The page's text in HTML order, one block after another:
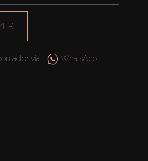
via WhatsApp